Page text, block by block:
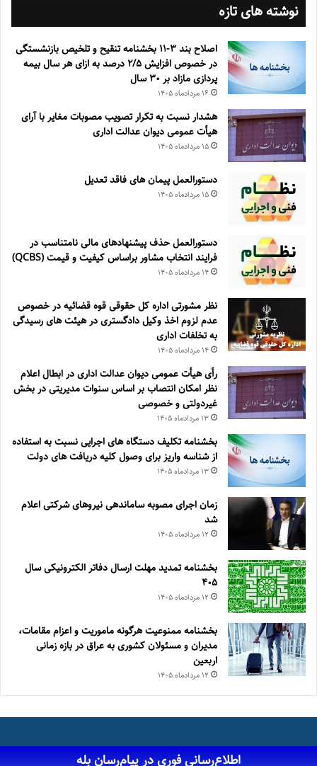
نوشته های تازه
اصلاح بند ۳‏-۱۱ بخشنامه تنقیح و تلخیص بازنشستگی
در خصوص افزایش ۵‏‏‏‏‏‏‏‏‏/۲ درصد به ازای هر سال بیمه
پردازی مازاد بر ۳۰‏ سال
۱۶ مرداد‌ماه ۱۴۰۵
هشدار نسبت به تکرار تصویب مصوبات مغایر با آرای
هیأت عمومی دیوان عدالت اداری
۱۵ مرداد‌ماه ۱۴۰۵
دستورالعمل پیمان های فاقد تعدیل
۱۵ مرداد‌ماه ۱۴۰۵
دستورالعمل حذف پيشنهادهای مالی نامتناسب در
فرايند انتخاب مشاور براساس كيفيت و قيمت (QCBS)
۱۴ مرداد‌ماه ۱۴۰۵
نظر مشورتی اداره کل حقوقی قوه قضائیه در خصوص
عدم لزوم اخذ وکیل دادگستری در هیئت های رسیدگی
به تخلفات اداری
۱۴ مرداد‌ماه ۱۴۰۵
رأی هیأت عمومی دیوان عدالت اداری در ابطال اعلام
نظر امکان انتصاب بر اساس سنوات مدیریتی در بخش
غیردولتی و خصوصی
۱۳ مرداد‌ماه ۱۴۰۵
بخشنامه تکلیف دستگاه های اجرایی نسبت به استفاده
از شناسه واریز برای وصول کلیه دریافت های دولت
۱۳ مرداد‌ماه ۱۴۰۵
زمان اجرای مصوبه ساماندهی نیروهای شرکتی اعلام
شد
۱۲ مرداد‌ماه ۱۴۰۵
بخشنامه تمدید مهلت ارسال دفاتر الکترونیکی سال
۴۰۵
۱۲ مرداد‌ماه ۱۴۰۵
بخشنامه ممنوعیت هرگونه ماموریت و اعزام مقامات،
مدیران و مسئولان کشوری به عراق در بازه زمانی
اربعین
۱۲ مرداد‌ماه ۱۴۰۵
اطلاع‌رسانی فوری در پیام‌رسان بله